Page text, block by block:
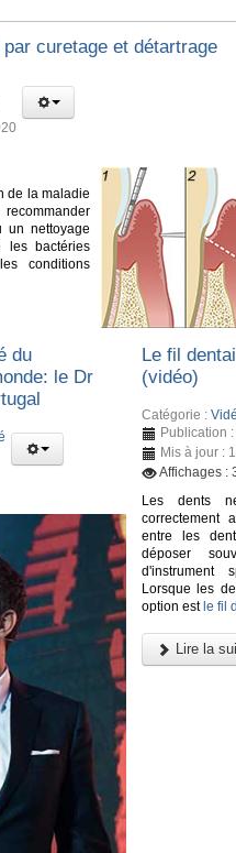
curetage et détartrage
de la maladie
nettoyage
les bactéries
conditions
du
le Dr
Le fil
(vidéo)
Catégorie :
Publication
Mis à jour :
Affichages :
Les dents
correctement
entre les
déposer
d'instrument
Lorsque les
option estle fil
Lire la